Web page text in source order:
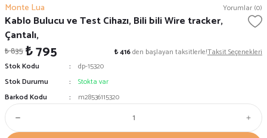
Monte Lua Yorumlar (0)
Kablo Bulucu ve Test Cihazı, Bili bili Wire tracker,
Çantalı,
₺ 835₺ 795 ₺ 416den başlayan taksitlerle!Taksit Seçenekleri
Stok Kodu
dp-15320
Stok Durumu
Stokta var
Barkod Kodu
m28536115320